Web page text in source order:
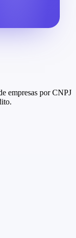
empresas por CNPJ